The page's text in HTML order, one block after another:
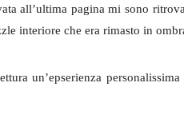
all’ultima pagina mi sono
interiore che era rimasto in
un’epserienza